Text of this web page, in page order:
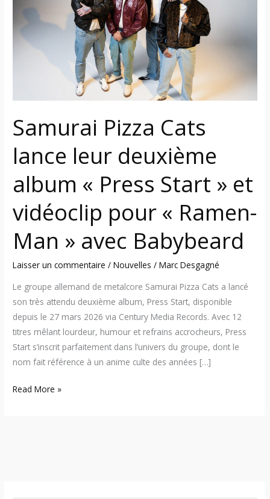
Samurai Pizza Cats
lance leur deuxième
album « Press Start » et
vidéoclip pour « Ramen-
Man » avec Babybeard
Laisser un commentaire /Nouvelles /Marc Desgagné
Le groupe allemand de metalcore Samurai Pizza Cats a lancé
son très attendu deuxième album, Press Start, disponible
depuis le 27 mars 2026 via Century Media Records. Avec 12
titres mêlant lourdeur, humour et refrains accrocheurs, Press
Start s’inscrit parfaitement dans l’univers du groupe, dont le
nom fait référence à un anime culte des années […]
leur
deuxième
album
et
pour
Man »
Babybeard
Read More »